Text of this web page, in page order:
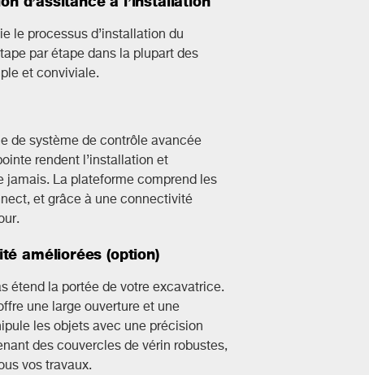
le processus d’installation du
par étape dans la plupart des
et conviviale.
de système de contrôle avancée
rendent l’installation et
jamais. La plateforme comprend les
et grâce à une connectivité
améliorées (option)
étend la portée de votre excavatrice.
une large ouverture et une
les objets avec une précision
des couvercles de vérin robustes,
vos travaux.